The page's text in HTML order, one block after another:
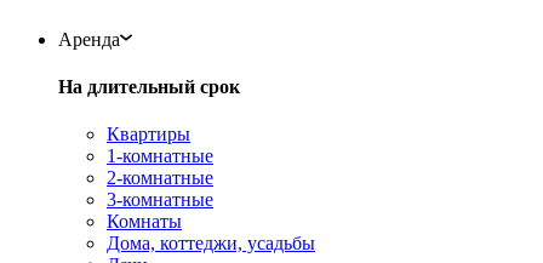
Аренда
На длительный срок
Квартиры
1-комнатные
2-комнатные
3-комнатные
Комнаты
Дома, коттеджи, усадьбы